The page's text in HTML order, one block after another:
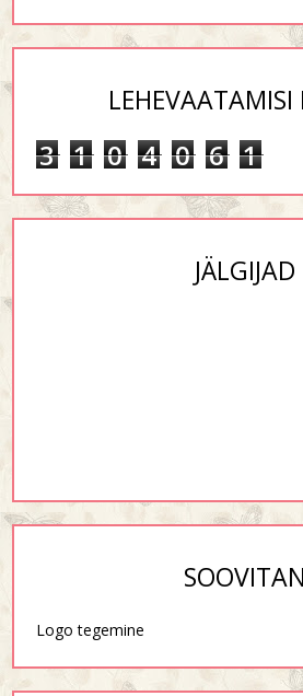
LEHEVAATAMISI
3 1 0 4 0 6 1
JÄLGIJAD
SOOVITAN
Logo tegemine